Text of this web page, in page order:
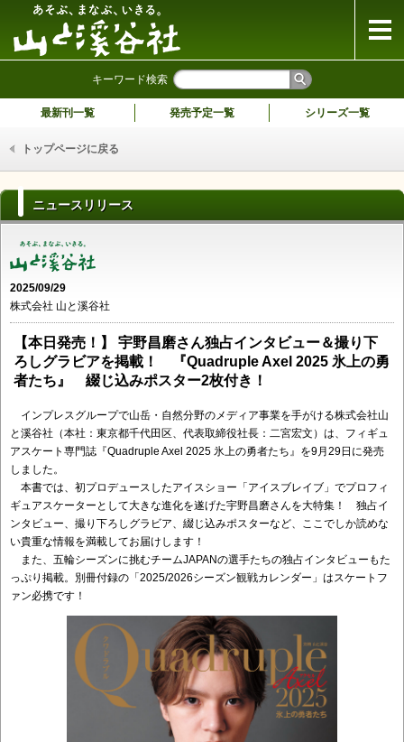
キーワード検索
最新刊一覧 発売予定一覧 シリーズ一覧
トップページに戻る
ニュースリリース
2025/09/29
株式会社 山と溪谷社
【本日発売！】 宇野昌磨さん独占インタビュー＆撮り下
ろしグラビアを掲載！ 『Quadruple Axel 2025 氷上の勇
者たち』 綴じ込みポスター2枚付き！
インプレスグループで山岳・自然分野のメディア事業を手がける株式会社山
と溪谷社（本社：東京都千代田区、代表取締役社長：二宮宏文）は、フィギュ
アスケート専門誌『Quadruple Axel 2025 氷上の勇者たち』を9月29日に発売
しました。
本書では、初プロデュースしたアイスショー「アイスブレイブ」でプロフィ
ギュアスケーターとして大きな進化を遂げた宇野昌磨さんを大特集！ 独占イ
ンタビュー、撮り下ろしグラビア、綴じ込みポスターなど、ここでしか読めな
い貴重な情報を満載してお届けします！
また、五輪シーズンに挑むチームJAPANの選手たちの独占インタビューもた
っぷり掲載。別冊付録の「2025/2026シーズン観戦カレンダー」はスケートフ
ァン必携です！